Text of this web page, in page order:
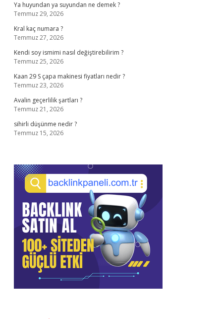
Ya huyundan ya suyundan ne demek ?
Temmuz 29, 2026
Kral kaç numara ?
Temmuz 27, 2026
Kendi soy ismimi nasıl değiştirebilirim ?
Temmuz 25, 2026
Kaan 29 S çapa makinesi fiyatları nedir ?
Temmuz 23, 2026
Avalin geçerlilik şartları ?
Temmuz 21, 2026
sihirli düşünme nedir ?
Temmuz 15, 2026